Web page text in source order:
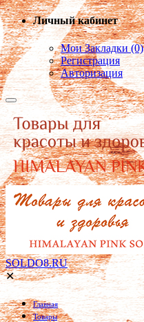
Личный кабинет
Мои Закладки (0)
Регистрация
Авторизация
SOLDO8.RU
✕
Главная
Товары